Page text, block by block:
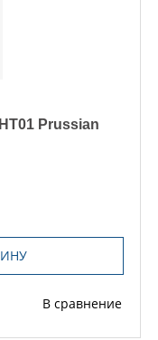
Prussian
В сравнение